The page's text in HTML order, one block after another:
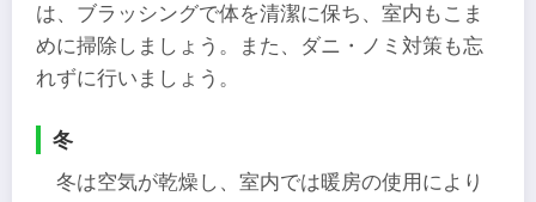
は、ブラッシングで体を清潔に保ち、室内もこま
めに掃除しましょう。また、ダニ・ノミ対策も忘
れずに行いましょう。
冬
冬は空気が乾燥し、室内では暖房の使用により